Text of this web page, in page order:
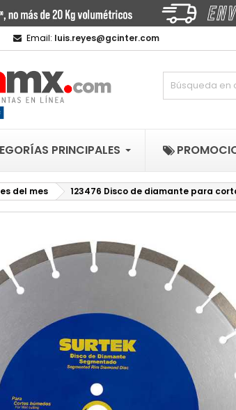
Email: luis.reyes@gcinter.com
PRINCIPALES
del mes 123476 Disco de diamante para
Mi lista de
Crear nueva lista
Crear lista
Nombre de la lista
Iniciar sesión
Debe iniciar sesión